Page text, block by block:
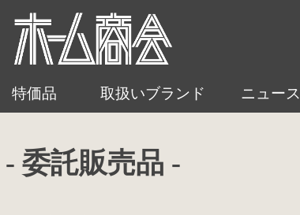
特価品 取扱いブランド ニュース
- 委託販売品 -